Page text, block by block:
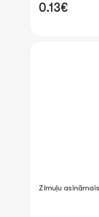
0.13€
Zīmuļu